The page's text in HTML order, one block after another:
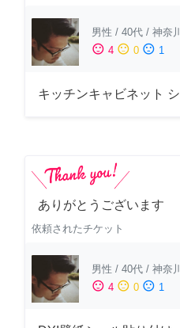
男性 / 40代 / 神奈
sentiment_satisfied 4 sentiment_neutral 0 sentiment_dissatisfied 1
キッチンキャビネット
ありがとうございます
依頼されたチケット
男性 / 40代 / 神奈
sentiment_satisfied 4 sentiment_neutral 0 sentiment_dissatisfied 1